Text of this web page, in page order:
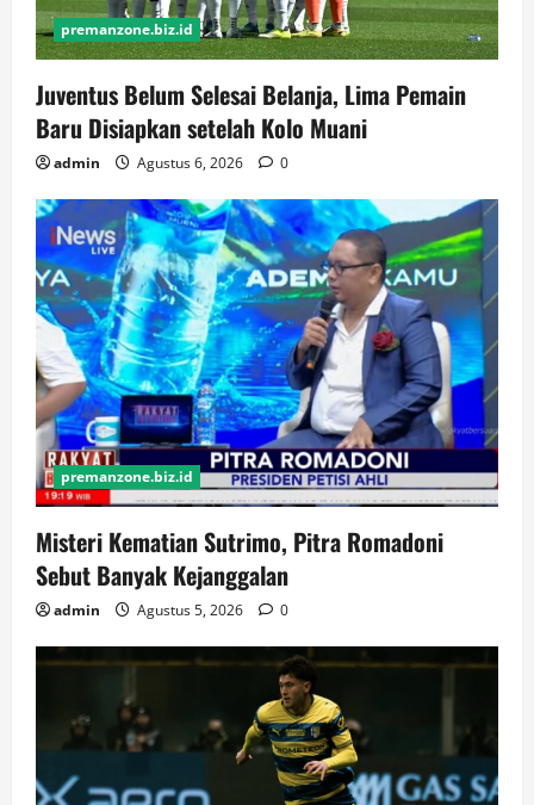
premanzone.biz.id
Juventus Belum Selesai Belanja, Lima Pemain
Baru Disiapkan setelah Kolo Muani
admin Agustus 6, 2026 0
premanzone.biz.id
Misteri Kematian Sutrimo, Pitra Romadoni
Sebut Banyak Kejanggalan
admin Agustus 5, 2026 0